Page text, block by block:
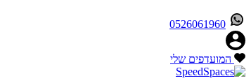
0526061960
המועדפים שלי